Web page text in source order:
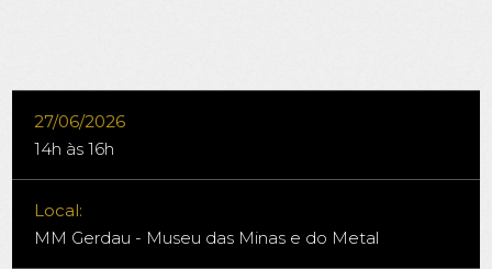
27/06/2026
14h às 16h
Local:
MM Gerdau - Museu das Minas e do Metal